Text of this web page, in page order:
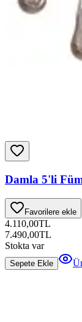
Damla 5'li
Favorilere ekle
4.110,00TL
7.490,00TL
Stokta var
Sepete Ekle